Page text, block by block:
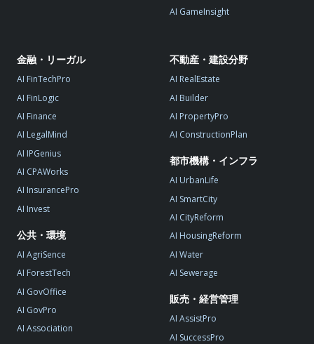
AI GameInsight
金融・リーガル
AI FinTechPro
AI FinLogic
AI Finance
AI LegalMind
AI IPGenius
AI CPAWorks
AI InsurancePro
AI Invest
公共・環境
AI AgriSence
AI ForestTech
AI GovOffice
AI GovPro
AI Association
不動産・建設分野
AI RealEstate
AI Builder
AI PropertyPro
AI ConstructionPlan
都市機構・インフラ
AI UrbanLife
AI SmartCity
AI CityReform
AI HousingReform
AI Water
AI Sewerage
販売・経営管理
AI AssistPro
AI SuccessPro